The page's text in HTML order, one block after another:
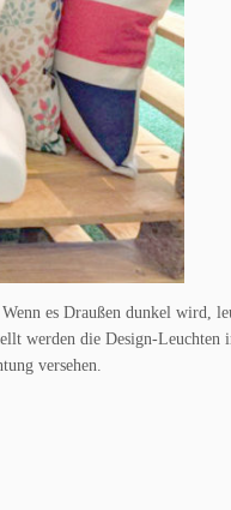
es Draußen dunkel wird,
werden die Design-Leuchten
versehen.